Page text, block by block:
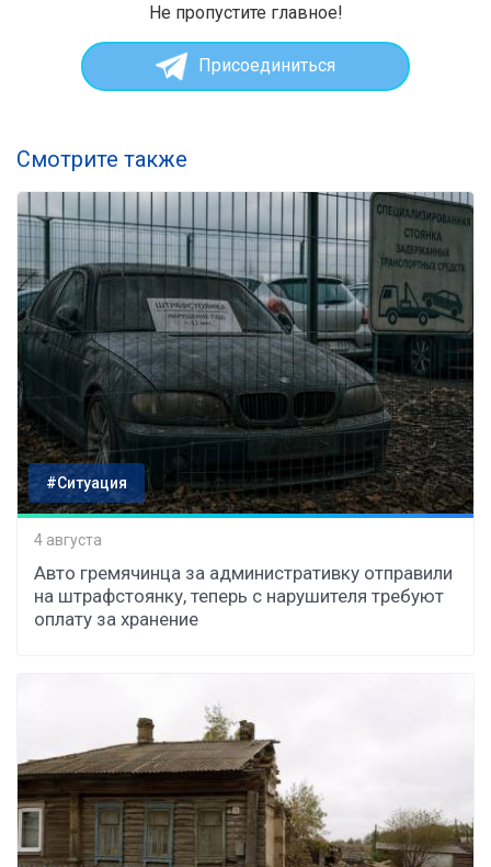
Не пропустите главное!
Присоединиться
Смотрите также
#Ситуация
4 августа
Авто гремячинца за административку отправили
на штрафстоянку, теперь с нарушителя требуют
оплату за хранение